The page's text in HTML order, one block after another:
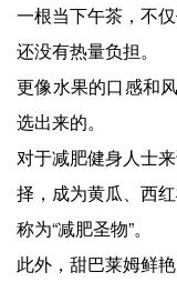
一根当下午茶，不
还没有热量负担。
更像水果的口感和
选出来的。
对于减肥健身人士
择，成为黄瓜、西
称为“减肥圣物”。
此外，甜巴莱姆鲜